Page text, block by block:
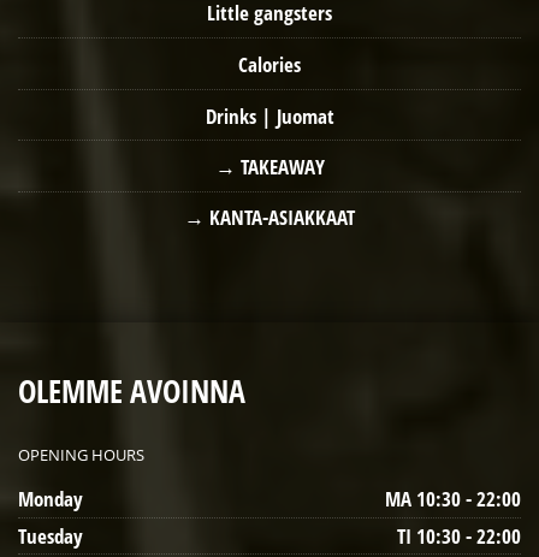
Little gangsters
Calories
Drinks | Juomat
TAKEAWAY
KANTA-ASIAKKAAT
OLEMME AVOINNA
OPENING HOURS
Monday
MA 10:30 - 22:00
Tuesday
TI 10:30 - 22:00